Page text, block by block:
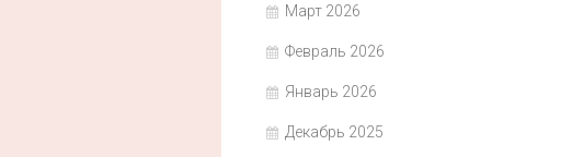
Март 2026
Февраль 2026
Январь 2026
Декабрь 2025